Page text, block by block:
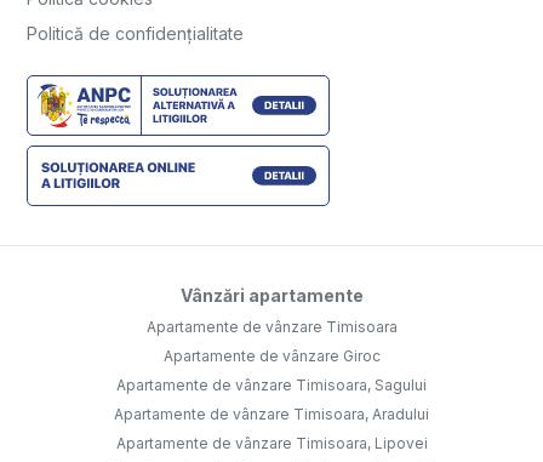
Politică de confidențialitate
Vânzări apartamente
Apartamente de vânzare Timisoara
Apartamente de vânzare Giroc
Apartamente de vânzare Timisoara, Sagului
Apartamente de vânzare Timisoara, Aradului
Apartamente de vânzare Timisoara, Lipovei